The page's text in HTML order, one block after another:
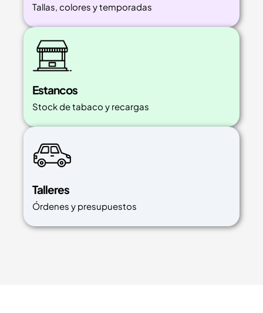
Tallas, colores y temporadas
Estancos
Stock de tabaco y recargas
Talleres
Órdenes y presupuestos